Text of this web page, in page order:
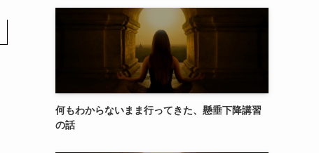
何もわからないまま行ってきた、懸垂下降講習
の話